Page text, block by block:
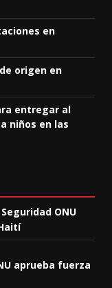
en
origen en
entregar al
niños en las
ONU
aprueba fuerza